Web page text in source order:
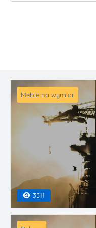
Meble na wymiar
3511